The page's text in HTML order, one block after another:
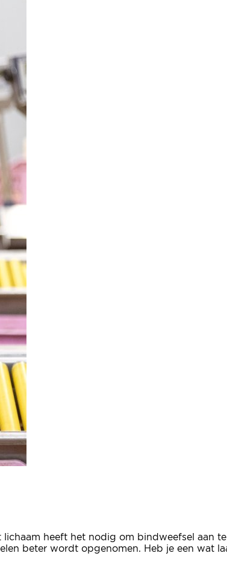
heeft het nodig om bindweefsel aan
beter wordt opgenomen. Heb je een wat